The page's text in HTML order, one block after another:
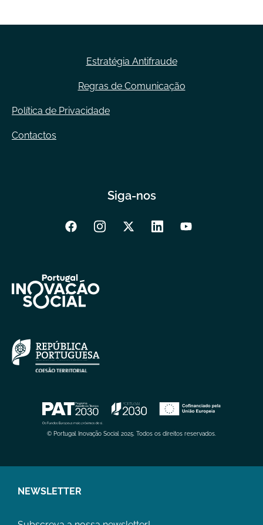
Estratégia Antifraude
Regras de Comunicação
Política de Privacidade
Contactos
Siga-nos
© Portugal Inovação Social 2025. Todos os direitos reservados.
NEWSLETTER